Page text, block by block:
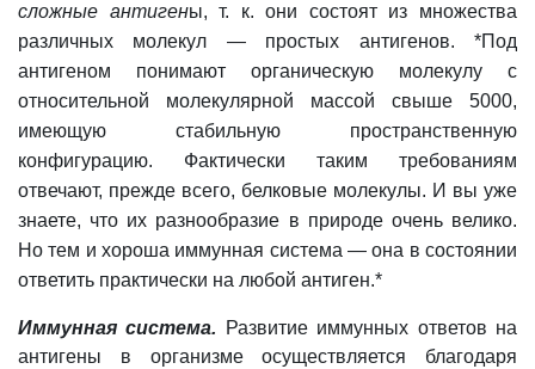
сложные антигены, т. к. они состоят из множества
различных молекул — простых антигенов.
*Под
антигеном понимают органическую молекулу с
относительной молекулярной массой свыше 5000,
имеющую стабильную пространственную
конфигурацию. Фактически таким требованиям
отвечают, прежде всего, белковые молекулы. И вы уже
знаете, что их разнообразие в природе очень велико.
Но тем и хороша иммунная система — она в состоянии
ответить практически на любой антиген.*
Иммунная система.
Развитие иммунных ответов на
антигены в организме осуществляется благодаря